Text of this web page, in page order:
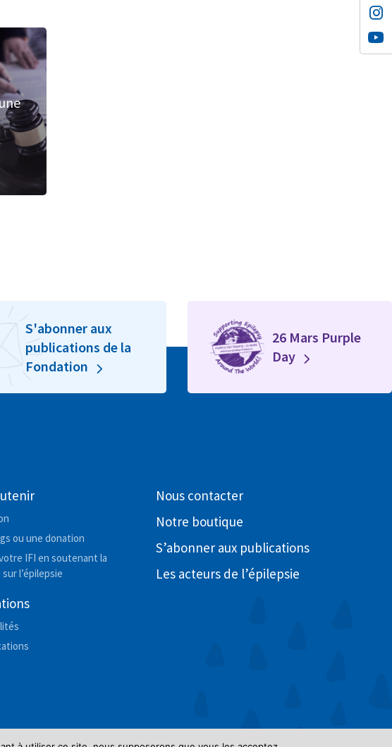
S'abonner aux
publications de la
Fondation
26 Mars Purple
Day
ou une donation
IFI en soutenant la
l’épilepsie
Nous contacter
Notre boutique
S’abonner aux publications
Les acteurs de l’épilepsie